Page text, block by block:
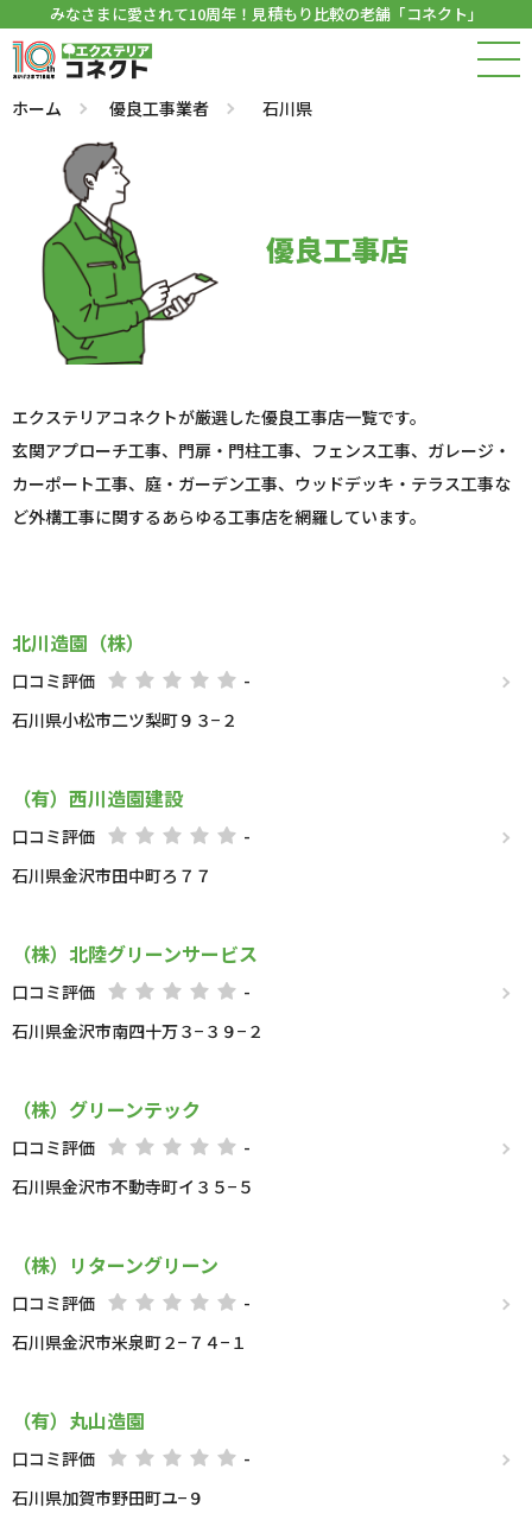
みなさまに愛されて10周年！見積もり比較の老舗「コネクト」
ホーム 優良工事業者 石川県
優良工事店
エクステリアコネクトが厳選した優良工事店一覧です。
玄関アプローチ工事、門扉・門柱工事、フェンス工事、ガレージ・
カーポート工事、庭・ガーデン工事、ウッドデッキ・テラス工事な
ど外構工事に関するあらゆる工事店を網羅しています。
北川造園（株）
口コミ評価
-
石川県小松市二ツ梨町９３−２
（有）西川造園建設
口コミ評価
-
石川県金沢市田中町ろ７７
（株）北陸グリーンサービス
口コミ評価
-
石川県金沢市南四十万３−３９−２
（株）グリーンテック
口コミ評価
-
石川県金沢市不動寺町イ３５−５
（株）リターングリーン
口コミ評価
-
石川県金沢市米泉町２−７４−１
（有）丸山造園
口コミ評価
-
石川県加賀市野田町ユ−９